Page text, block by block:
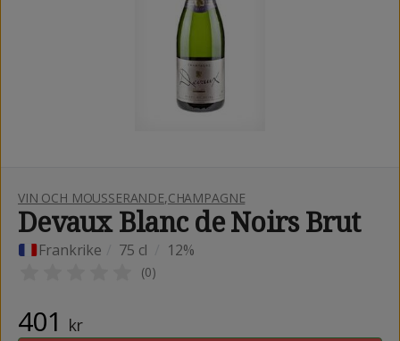
VIN OCH MOUSSERANDE,CHAMPAGNE
Devaux Blanc de Noirs Brut
Frankrike 75 cl 12%
(0)
401 kr